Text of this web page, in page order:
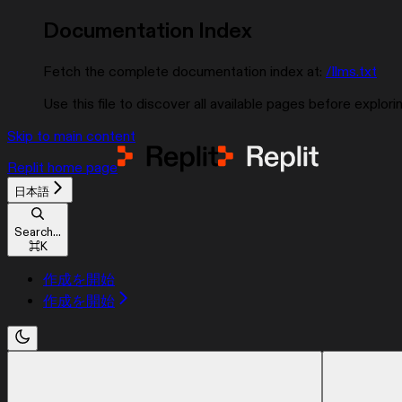
Documentation Index
Fetch the complete documentation index at: /llms.txt
Use this file to discover all available pages before
Skip to main content
Replit home page
日本語
Search...
⌘K
作成を開始
作成を開始